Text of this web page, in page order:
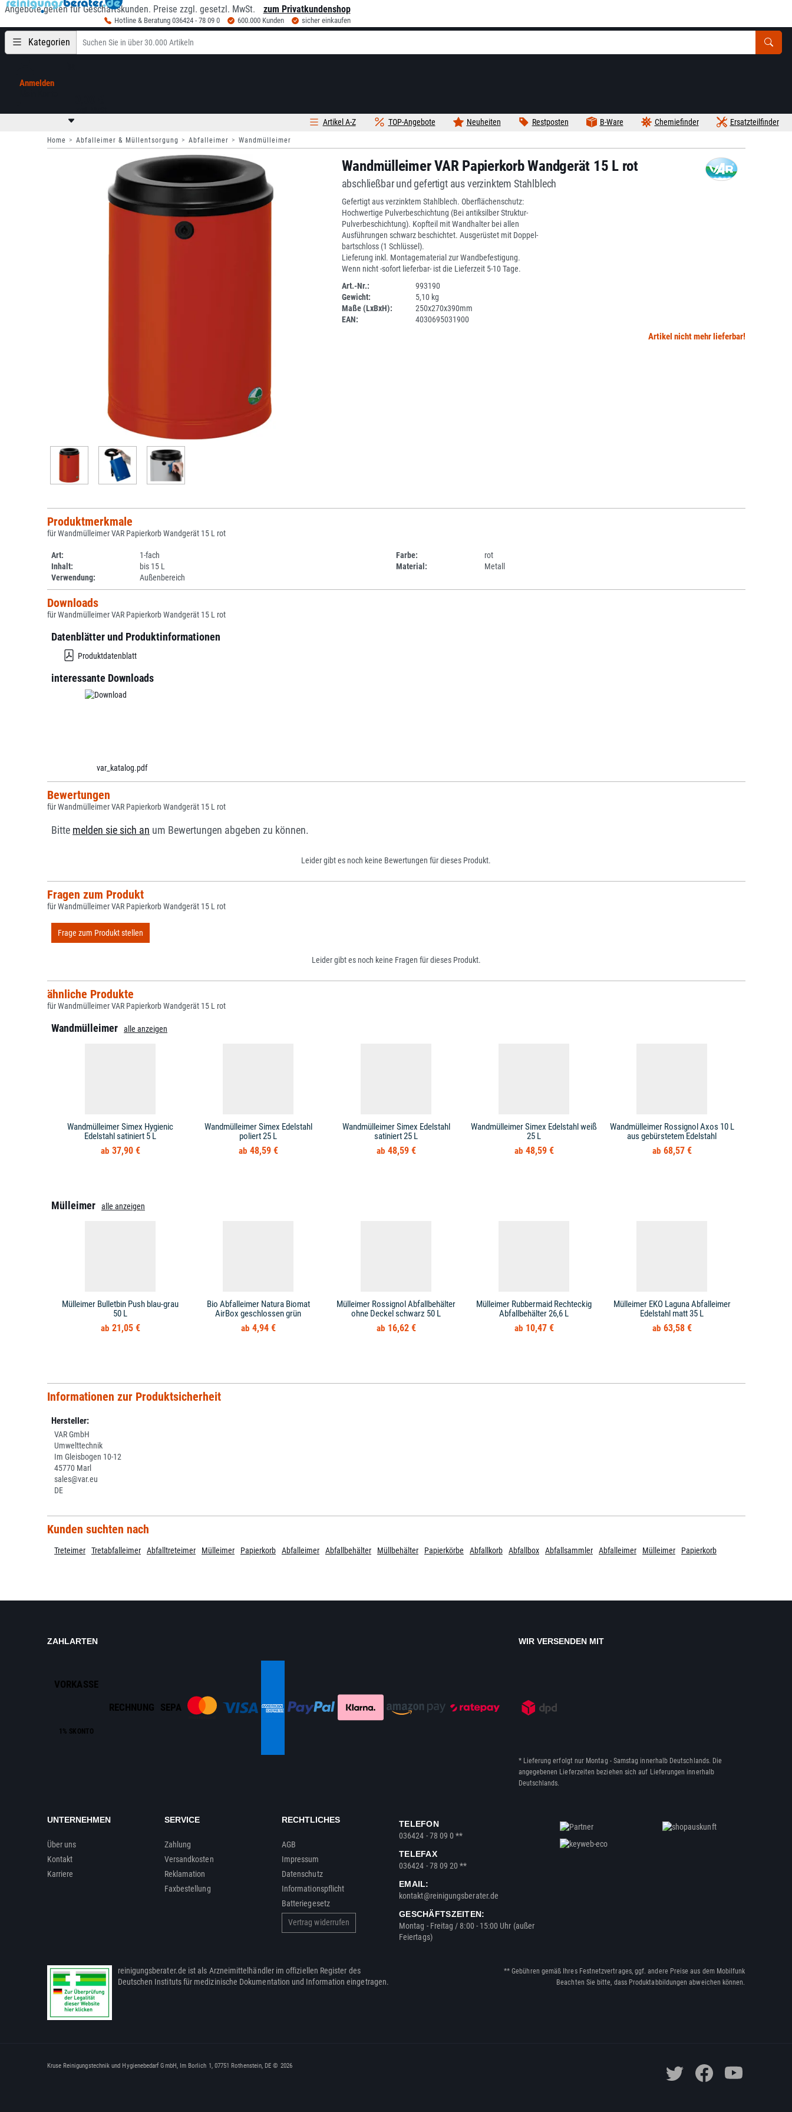
Angebote gelten für Geschäftskunden. Preise zzgl. gesetzl. MwSt. zum Privatkundenshop
Hotline & Beratung 036424 - 78 09 0 600.000 Kunden sicher einkaufen
Kategorien
Anmelden
Ersatzteilfinder
Chemiefinder
B-Ware
Restposten
Neuheiten
TOP-Angebote
Artikel A-Z
Home Abfalleimer & Müllentsorgung Abfalleimer Wandmülleimer
Wandmülleimer VAR Papierkorb Wandgerät 15 L rot
abschließbar und gefertigt aus verzinktem Stahlblech
Gefertigt aus verzinktem Stahlblech. Oberflächenschutz:
Hochwertige Pulverbeschichtung (Bei antiksilber Struktur-
Pulverbeschichtung). Kopfteil mit Wandhalter bei allen
Ausführungen schwarz beschichtet. Ausgerüstet mit Doppel-
bartschloss (1 Schlüssel).
Lieferung inkl. Montagematerial zur Wandbefestigung.
Wenn nicht -sofort lieferbar- ist die Lieferzeit 5-10 Tage.
Art.-Nr.:
993190
Gewicht:
5,10 kg
Maße (LxBxH):
250x270x390mm
EAN:
4030695031900
Artikel nicht mehr lieferbar!
Produktmerkmale
für Wandmülleimer VAR Papierkorb Wandgerät 15 L rot
Art: 1-fach Farbe:
rot
Inhalt:
bis 15 L Material:
Metall
Verwendung:
Außenbereich
Downloads
für Wandmülleimer VAR Papierkorb Wandgerät 15 L rot
Datenblätter und Produktinformationen
Produktdatenblatt
interessante Downloads
var_katalog.pdf
Bewertungen
für Wandmülleimer VAR Papierkorb Wandgerät 15 L rot
Bitte melden sie sich an um Bewertungen abgeben zu können.
Leider gibt es noch keine Bewertungen für dieses Produkt.
Fragen zum Produkt
für Wandmülleimer VAR Papierkorb Wandgerät 15 L rot
Frage zum Produkt stellen
Leider gibt es noch keine Fragen für dieses Produkt.
ähnliche Produkte
für Wandmülleimer VAR Papierkorb Wandgerät 15 L rot
Wandmülleimer alle anzeigen
Wandmülleimer Simex Hygienic
Edelstahl satiniert 5 L
37,90 €
Wandmülleimer Simex Edelstahl
poliert 25 L
48,59 €
Wandmülleimer Simex Edelstahl
satiniert 25 L
48,59 €
Wandmülleimer Simex Edelstahl weiß
25 L
48,59 €
Wandmülleimer Rossignol Axos 10 L
aus gebürstetem Edelstahl
68,57 €
Mülleimer alle anzeigen
Mülleimer Bulletbin Push blau-grau
50 L
21,05 €
Bio Abfalleimer Natura Biomat
AirBox geschlossen grün
4,94 €
Mülleimer Rossignol Abfallbehälter
ohne Deckel schwarz 50 L
16,62 €
Mülleimer Rubbermaid Rechteckig
Abfallbehälter 26,6 L
10,47 €
Mülleimer EKO Laguna Abfalleimer
Edelstahl matt 35 L
63,58 €
Informationen zur Produktsicherheit
Hersteller:
VAR GmbH
Umwelttechnik
Im Gleisbogen 10-12
45770 Marl
sales@var.eu
DE
Kunden suchten nach
Treteimer Tretabfalleimer Abfalltreteimer Mülleimer Papierkorb Abfalleimer Abfallbehälter Müllbehälter Papierkörbe Abfallkorb Abfallbox Abfallsammler Abfalleimer Mülleimer Papierkorb
ZAHLARTEN
VORKASSE
1% SKONTO
RECHNUNG SEPA
WIR VERSENDEN MIT
* Lieferung erfolgt nur Montag - Samstag innerhalb Deutschlands. Die
angegebenen Lieferzeiten beziehen sich auf Lieferungen innerhalb
Deutschlands.
UNTERNEHMEN
Über uns
Kontakt
Karriere
SERVICE
Zahlung
Versandkosten
Reklamation
Faxbestellung
RECHTLICHES
AGB
Impressum
Datenschutz
Informationspflicht
Batteriegesetz
Vertrag widerrufen
TELEFON
036424 - 78 09 0 **
TELEFAX
036424 - 78 09 20 **
EMAIL:
kontakt@reinigungsberater.de
GESCHÄFTSZEITEN:
Montag - Freitag / 8:00 - 15:00 Uhr (außer
Feiertags)
reinigungsberater.de ist als Arzneimittelhändler im offiziellen Register des
Deutschen Instituts für medizinische Dokumentation und Information eingetragen.
** Gebühren gemäß Ihres Festnetzvertrages, ggf. andere Preise aus dem Mobilfunk
Beachten Sie bitte, dass Produktabbildungen abweichen können.
Kruse Reinigungstechnik und Hygienebedarf GmbH, Im Borlich 1, 07751 Rothenstein, DE © 2026